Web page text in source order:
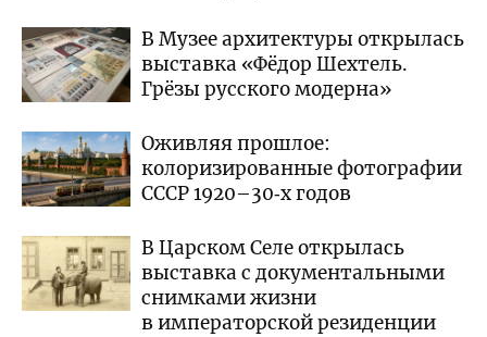
В Музее архитектуры открылась
выставка «Фёдор Шехтель.
Грёзы русского модерна»
Оживляя прошлое:
колоризированные фотографии
СССР 1920–30‑х годов
В Царском Селе открылась
выставка с документальными
снимками жизни
в императорской резиденции